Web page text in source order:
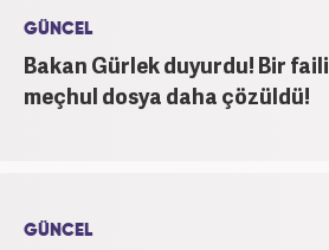
GÜNCEL
Bakan Gürlek duyurdu! Bir faili
meçhul dosya daha çözüldü!
GÜNCEL